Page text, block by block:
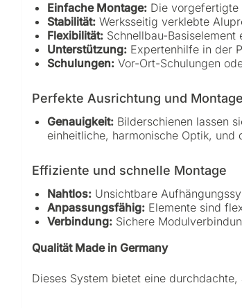
Einfache Montage: Die vorgefertigte
Stabilität: Werksseitig verklebte
Flexibilität: Schnellbau-
Unterstützung: Expertenhilfe in der
Schulungen: Vor-Ort-Schulungen
Perfekte Ausrichtung und Montage
Genauigkeit: Bilderschienen lassen
einheitliche, harmonische Optik,
Effiziente und schnelle Montage
Nahtlos: Unsichtbare
Anpassungsfähig: Elemente sind
Verbindung: Sichere
Qualität Made in Germany
Dieses System bietet eine